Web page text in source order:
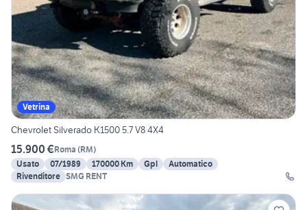
Vetrina
Chevrolet Silverado K1500 5.7 V8 4X4
15.900 €Roma (RM)
Usato
07/1989 170000 Km Gpl
Automatico
Rivenditore SMG RENT